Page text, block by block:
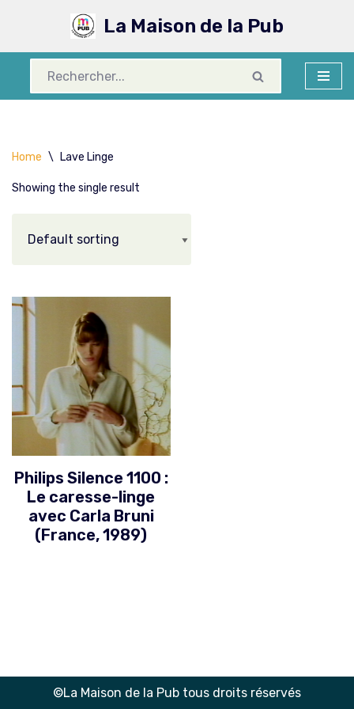
contenu
La Maison de la Pub
Home \ Lave Linge
Showing the single result
Philips Silence 1100 :
Le caresse-linge
avec Carla Bruni
(France, 1989)
©La Maison de la Pub tous droits réservés